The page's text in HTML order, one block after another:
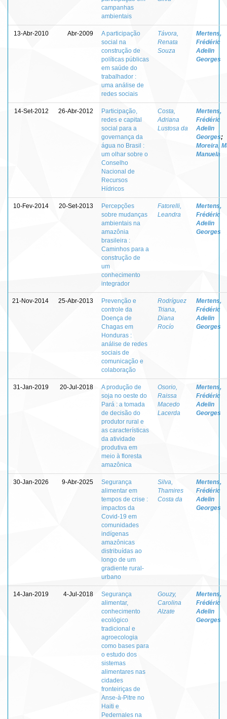
campanhas
ambientais
13-Abr-2010 Abr-2009
A participação
social na
construção de
políticas públicas
em saúde do
trabalhador :
uma análise de
redes sociais
Távora,
Renata
Souza
Mertens,
Frédéric
Adelin
Georges
14-Set-2012 26-Abr-2012
Participação,
redes e capital
social para a
governança da
água no Brasil :
um olhar sobre o
Conselho
Nacional de
Recursos
Hídricos
Costa,
Adriana
Lustosa da
Mertens,
Frédéric
Adelin
Georges;
Moreira,
Manuela
10-Fev-2014 20-Set-2013
Percepções
sobre mudanças
ambientais na
amazônia
brasileira :
Caminhos para a
construção de
um
conhecimento
integrador
Fatorelli,
Leandra
Mertens,
Frédéric
Adelin
Georges
21-Nov-2014 25-Abr-2013
Prevenção e
controle da
Doença de
Chagas em
Honduras :
análise de redes
sociais de
comunicação e
colaboração
Rodríguez
Triana,
Diana
Rocío
Mertens,
Frédéric
Adelin
Georges
31-Jan-2019 20-Jul-2018
A produção de
soja no oeste do
Pará : a tomada
de decisão do
produtor rural e
as características
da atividade
produtiva em
meio à floresta
amazônica
Osorio,
Raissa
Macedo
Lacerda
Mertens,
Frédéric
Adelin
Georges
30-Jan-2026 9-Abr-2025
Segurança
alimentar em
tempos de crise :
impactos da
Covid-19 em
comunidades
indígenas
amazônicas
distribuídas ao
longo de um
gradiente rural-
urbano
Silva,
Thamires
Costa da
Mertens,
Frédéric
Adelin
Georges
14-Jan-2019 4-Jul-2018
Segurança
alimentar,
conhecimento
ecológico
tradicional e
agroecologia
como bases para
o estudo dos
sistemas
alimentares nas
cidades
fronteiriças de
Anse-à-Pitre no
Haiti e
Pedernales na
Gouzy,
Carolina
Alzate
Mertens,
Frédéric
Adelin
Georges